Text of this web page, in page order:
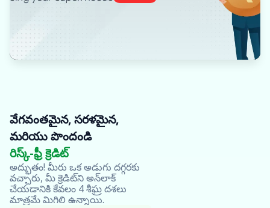
వేగవంతమైన, సరళమైన,
మరియు పొందండి
రిస్క్-ఫ్రీ క్రెడిట్
అద్భుతం! మీరు ఒక అడుగు దగ్గరకు
వచ్చారు, మీ క్రెడిట్‌ని అన్‌లాక్
చేయడానికి కేవలం 4 శీఘ్ర దశలు
మాత్రమే మిగిలి ఉన్నాయి.